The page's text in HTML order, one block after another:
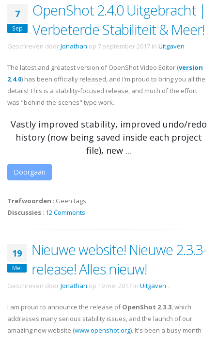
7
Sep
OpenShot 2.4.0 Uitgebracht |
Verbeterde Stabiliteit & Meer!
Geschreven doorJonathan op 7 september 2017 in Uitgaven .
The latest and greatest version of OpenShot Video Editor (version
2.4.0) has been officially released, and I'm proud to bring you all the
details! This is a stability-focused release, and much of the effort
was "behind-the-scenes" type work.
Vastly improved stability, improved undo/redo
history (now being saved inside each project
file), new ...
Doorgaan
Trefwoorden : Geen tags
Discussies : 12 Comments
19
Mei
Nieuwe website! Nieuwe 2.3.3-
release! Alles nieuw!
Geschreven doorJonathan op 19 mei 2017 in Uitgaven .
I am proud to announce the release ofOpenShot 2.3.3, which
addresses many serious stability issues, and the launch of our
amazing new website (www.openshot.org). It's been a busy month